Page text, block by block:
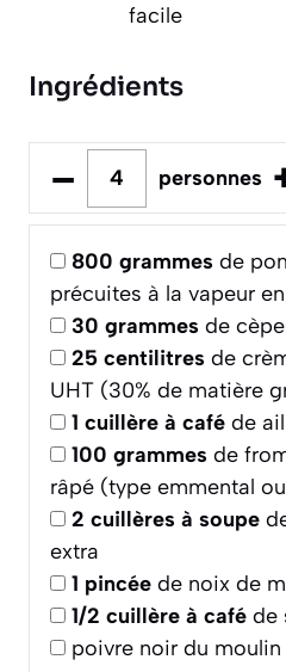
facile
Ingrédients
– personnes
800 grammes de
précuites à la vapeur
30 grammes de
25 centilitres de
UHT (30% de matière
1 cuillère à café de
100 grammes de
râpé (type emmental
2 cuillères à soupe
extra
1 pincée de noix de
1/2 cuillère à café de
poivre noir du moulin